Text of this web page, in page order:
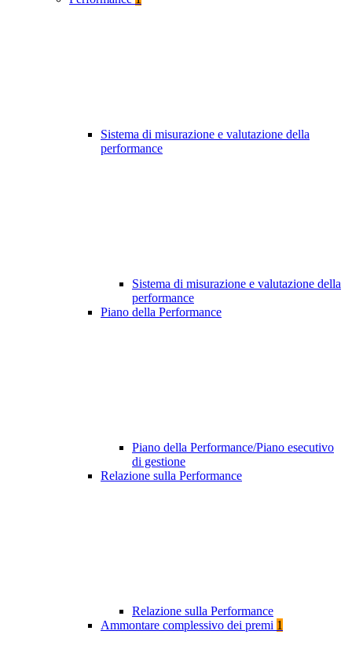
Sistema di misurazione e valutazione della
performance
Sistema di misurazione e valutazione della
performance
Piano della Performance
Piano della Performance/Piano esecutivo
di gestione
Relazione sulla Performance
Relazione sulla Performance
Ammontare complessivo dei premi 1